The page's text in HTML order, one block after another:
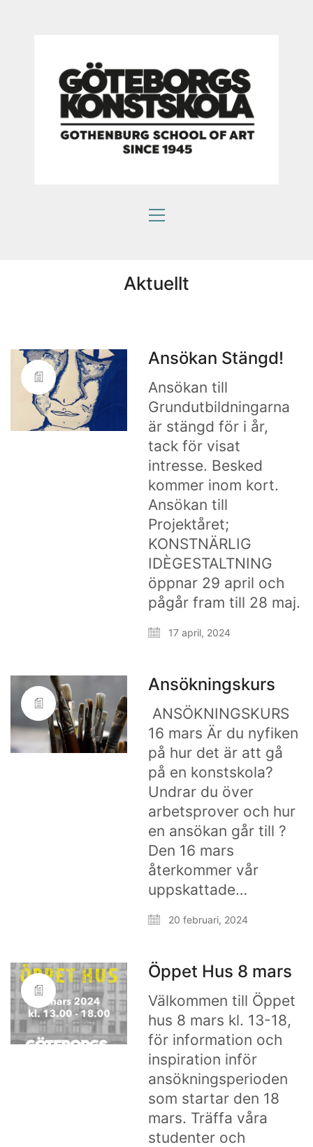
Aktuellt
Ansökan Stängd!
Ansökan till
Grundutbildningarna
är stängd för i år,
tack för visat
intresse. Besked
kommer inom kort.
Ansökan till
Projektåret;
KONSTNÄRLIG
IDÈGESTALTNING
öppnar 29 april och
pågår fram till 28 maj.
17 april, 2024
Ansökningskurs
ANSÖKNINGSKURS
16 mars Är du nyfiken
på hur det är att gå
på en konstskola?
Undrar du över
arbetsprover och hur
en ansökan går till ?
Den 16 mars
återkommer vår
uppskattade…
20 februari, 2024
Öppet Hus 8 mars
Välkommen till Öppet
hus 8 mars kl. 13-18,
för information och
inspiration inför
ansökningsperioden
som startar den 18
mars. Träffa våra
studenter och